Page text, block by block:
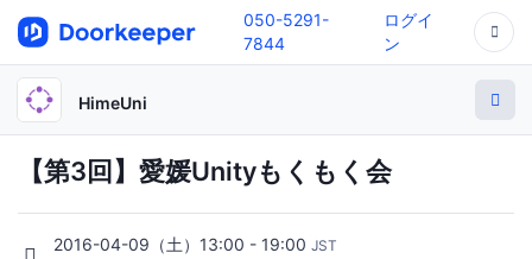
050-5291-
7844
ログイ
ン
HimeUni
【第3回】愛媛Unityもくもく会
2016-04-09（土）13:00 - 19:00 JST